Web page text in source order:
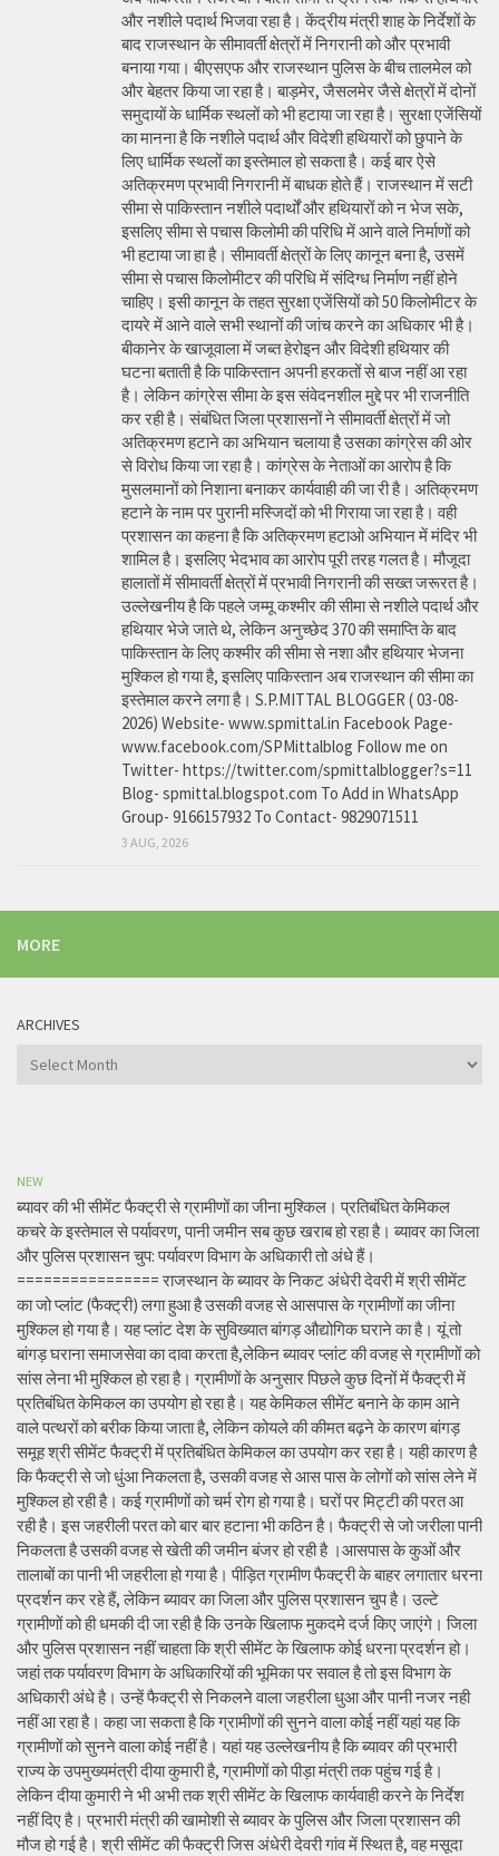
और नशीले पदार्थ भिजवा रहा है। केंद्रीय मंत्री शाह के निर्देशों के
बाद राजस्थान के सीमावर्ती क्षेत्रों में निगरानी को और प्रभावी
बनाया गया। बीएसएफ और राजस्थान पुलिस के बीच तालमेल को
और बेहतर किया जा रहा है। बाड़मेर, जैसलमेर जैसे क्षेत्रों में दोनों
समुदायों के धार्मिक स्थलों को भी हटाया जा रहा है। सुरक्षा एजेंसियों
का मानना है कि नशीले पदार्थ और विदेशी हथियारों को छुपाने के
लिए धार्मिक स्थलों का इस्तेमाल हो सकता है। कई बार ऐसे
अतिक्रमण प्रभावी निगरानी में बाधक होते हैं। राजस्थान में सटी
सीमा से पाकिस्तान नशीले पदार्थों और हथियारों को न भेज सके,
इसलिए सीमा से पचास किलोमी की परिधि में आने वाले निर्माणों को
भी हटाया जा हा है। सीमावर्ती क्षेत्रों के लिए कानून बना है, उसमें
सीमा से पचास किलोमीटर की परिधि में संदिग्ध निर्माण नहीं होने
चाहिए। इसी कानून के तहत सुरक्षा एजेंसियों को 50 किलोमीटर के
दायरे में आने वाले सभी स्थानों की जांच करने का अधिकार भी है।
बीकानेर के खाजूवाला में जब्त हेरोइन और विदेशी हथियार की
घटना बताती है कि पाकिस्तान अपनी हरकतों से बाज नहीं आ रहा
है। लेकिन कांग्रेस सीमा के इस संवेदनशील मुद्दे पर भी राजनीति
कर रही है। संबंधित जिला प्रशासनों ने सीमावर्ती क्षेत्रों में जो
अतिक्रमण हटाने का अभियान चलाया है उसका कांग्रेस की ओर
से विरोध किया जा रहा है। कांग्रेस के नेताओं का आरोप है कि
मुसलमानों को निशाना बनाकर कार्यवाही की जा री है। अतिक्रमण
हटाने के नाम पर पुरानी मस्जिदों को भी गिराया जा रहा है। वही
प्रशासन का कहना है कि अतिक्रमण हटाओ अभियान में मंदिर भी
शामिल है। इसलिए भेदभाव का आरोप पूरी तरह गलत है। मौजूदा
हालातों में सीमावर्ती क्षेत्रों में प्रभावी निगरानी की सख्त जरूरत है।
उल्लेखनीय है कि पहले जम्मू कश्मीर की सीमा से नशीले पदार्थ और
हथियार भेजे जाते थे, लेकिन अनुच्छेद 370 की समाप्ति के बाद
पाकिस्तान के लिए कश्मीर की सीमा से नशा और हथियार भेजना
मुश्किल हो गया है, इसलिए पाकिस्तान अब राजस्थान की सीमा का
इस्तेमाल करने लगा है। S.P.MITTAL BLOGGER ( 03-08-
2026) Website- www.spmittal.in Facebook Page-
www.facebook.com/SPMittalblog Follow me on
Twitter- https://twitter.com/spmittalblogger?s=11
Blog- spmittal.blogspot.com To Add in WhatsApp
Group- 9166157932 To Contact- 9829071511
3 AUG, 2026
MORE
ARCHIVES
Archives
NEW
ब्यावर की भी सीमेंट फैक्ट्री से ग्रामीणों का जीना मुश्किल। प्रतिबंधित केमिकल
कचरे के इस्तेमाल से पर्यावरण, पानी जमीन सब कुछ खराब हो रहा है। ब्यावर का जिला
और पुलिस प्रशासन चुप: पर्यावरण विभाग के अधिकारी तो अंधे हैं।
================ राजस्थान के ब्यावर के निकट अंधेरी देवरी में श्री सीमेंट
का जो प्लांट (फैक्ट्री) लगा हुआ है उसकी वजह से आसपास के ग्रामीणों का जीना
मुश्किल हो गया है। यह प्लांट देश के सुविख्यात बांगड़ औद्योगिक घराने का है। यूं तो
बांगड़ घराना समाजसेवा का दावा करता है,लेकिन ब्यावर प्लांट की वजह से ग्रामीणों को
सांस लेना भी मुश्किल हो रहा है। ग्रामीणों के अनुसार पिछले कुछ दिनों में फैक्ट्री में
प्रतिबंधित केमिकल का उपयोग हो रहा है। यह केमिकल सीमेंट बनाने के काम आने
वाले पत्थरों को बरीक किया जाता है, लेकिन कोयले की कीमत बढ़ने के कारण बांगड़
समूह श्री सीमेंट फैक्ट्री में प्रतिबंधित केमिकल का उपयोग कर रहा है। यही कारण है
कि फैक्ट्री से जो धुंआ निकलता है, उसकी वजह से आस पास के लोगों को सांस लेने में
मुश्किल हो रही है। कई ग्रामीणों को चर्म रोग हो गया है। घरों पर मिट्टी की परत आ
रही है। इस जहरीली परत को बार बार हटाना भी कठिन है। फैक्ट्री से जो जरीला पानी
निकलता है उसकी वजह से खेती की जमीन बंजर हो रही है ।आसपास के कुओं और
तालाबों का पानी भी जहरीला हो गया है। पीड़ित ग्रामीण फैक्ट्री के बाहर लगातार धरना
प्रदर्शन कर रहे हैं, लेकिन ब्यावर का जिला और पुलिस प्रशासन चुप है। उल्टे
ग्रामीणों को ही धमकी दी जा रही है कि उनके खिलाफ मुकदमे दर्ज किए जाएंगे। जिला
और पुलिस प्रशासन नहीं चाहता कि श्री सीमेंट के खिलाफ कोई धरना प्रदर्शन हो।
जहां तक पर्यावरण विभाग के अधिकारियों की भूमिका पर सवाल है तो इस विभाग के
अधिकारी अंधे है। उन्हें फैक्ट्री से निकलने वाला जहरीला धुआ और पानी नजर नही
नहीं आ रहा है। कहा जा सकता है कि ग्रामीणों की सुनने वाला कोई नहीं यहां यह कि
ग्रामीणों को सुनने वाला कोई नहीं है। यहां यह उल्लेखनीय है कि ब्यावर की प्रभारी
राज्य के उपमुख्यमंत्री दीया कुमारी है, ग्रामीणों को पीड़ा मंत्री तक पहुंच गई है।
लेकिन दीया कुमारी ने भी अभी तक श्री सीमेंट के खिलाफ कार्यवाही करने के निर्देश
नहीं दिए है। प्रभारी मंत्री की खामोशी से ब्यावर के पुलिस और जिला प्रशासन की
मौज हो गई है। श्री सीमेंट की फैक्ट्री जिस अंधेरी देवरी गांव में स्थित है, वह मसूदा